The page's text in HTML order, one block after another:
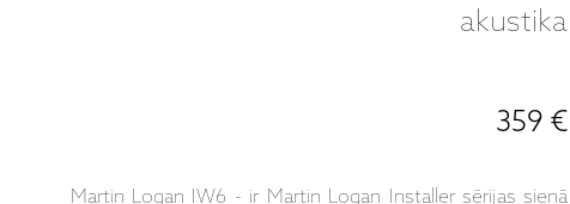
akustika
359 €
Martin Logan IW6 - ir Martin Logan Installer sērijas sienā